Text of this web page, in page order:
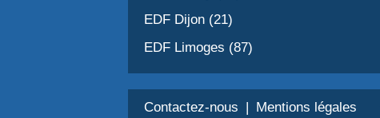
EDF Dijon (21)
EDF Limoges (87)
Contactez-nous Mentions légales